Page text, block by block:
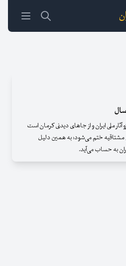
آثار ملی ایران و از جاهای دیدنی کرمان است
مشتاقیه ختم می‌شود؛ به همین دلیل
به حساب می‌آید.